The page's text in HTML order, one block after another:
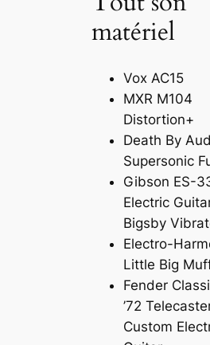
matériel
Vox AC15
MXR M104
Distortion+
Death By
Supersonic
Gibson ES-
Electric
Bigsby
Electro-
Little Big
Fender
’72
Custom